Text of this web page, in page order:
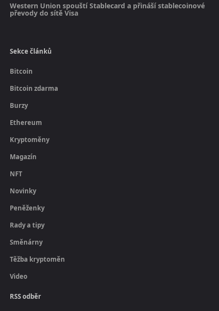
Western Union spouští Stablecard a přináší stablecoinové
převody do sítě Visa
Sekce článků
Bitcoin
Bitcoin zdarma
Burzy
Ethereum
Kryptoměny
Magazín
NFT
Novinky
Peněženky
Rady a tipy
Směnárny
Těžba kryptoměn
Video
RSS odběr